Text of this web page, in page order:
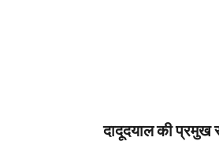
दादूदयाल की प्रमुख